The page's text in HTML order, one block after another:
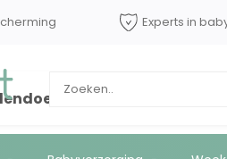
TrustedShops tot
- 480 doekjes - 6 x